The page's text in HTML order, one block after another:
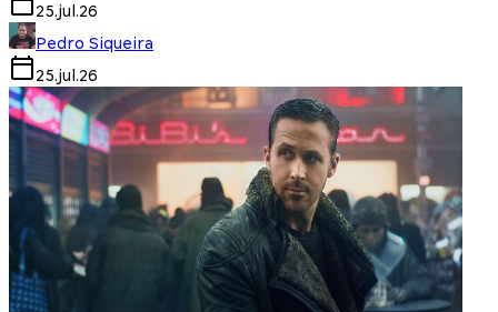
25.jul.26
Pedro Siqueira
25.jul.26